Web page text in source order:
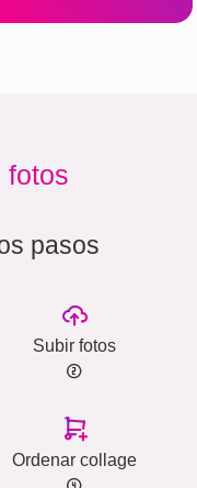
fotos
pasos
Subir fotos
Ordenar collage